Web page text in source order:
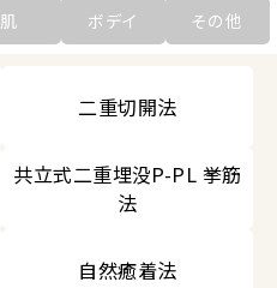
肌 ボデイ その他
二重切開法
共立式二重埋没P-PL 挙筋
法
自然癒着法